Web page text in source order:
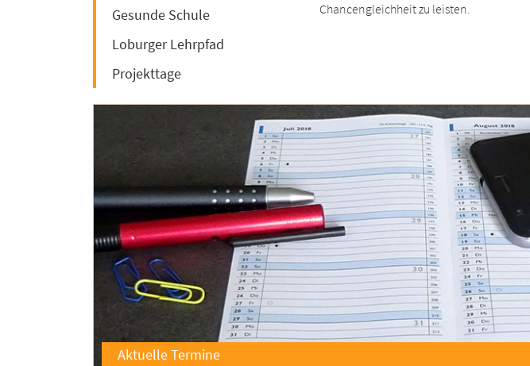
Gesunde Schule
Loburger Lehrpfad
Projekttage
Chancengleichheit zu leisten.
Aktuelle Termine